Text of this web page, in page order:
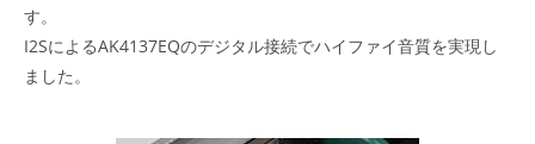
す。
I2SによるAK4137EQのデジタル接続でハイファイ音質を実現し
ました。